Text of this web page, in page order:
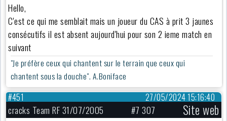
Hello,
C'est ce qui me semblait mais un joueur du CAS à prit 3 jaunes
consécutifs il est absent aujourd'hui pour son 2 ieme match en
suivant
"Je préfère ceux qui chantent sur le terrain que ceux qui
chantent sous la douche". A.Boniface
27/05/2024 15:16:40
#451
cracks Team RF 31/07/2005 #7 307 Site web